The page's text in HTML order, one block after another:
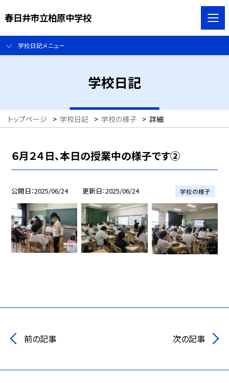
春日井市立柏原中学校
学校日記メニュー
学校日記
トップページ > 学校日記 > 学校の様子 > 詳細
６月２４日、本日の授業中の様子です②
公開日 2025/06/24 更新日 2025/06/24 学校の様子
前の記事 次の記事